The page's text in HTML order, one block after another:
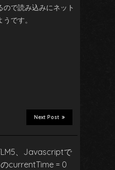
ので読み込みにネット
です。
Next Post
、Javascriptで
currentTime = 0